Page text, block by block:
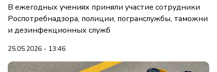
В ежегодных учениях приняли участие сотрудники
Роспотребнадзора, полиции, погранслужбы, таможни
и дезинфекционных служб
25.05.2026 - 13:46